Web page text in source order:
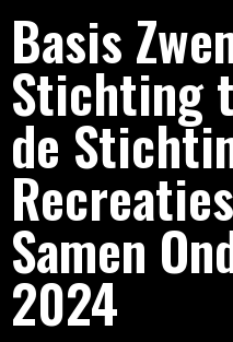
Basis
Stichting
de
Samen
2024